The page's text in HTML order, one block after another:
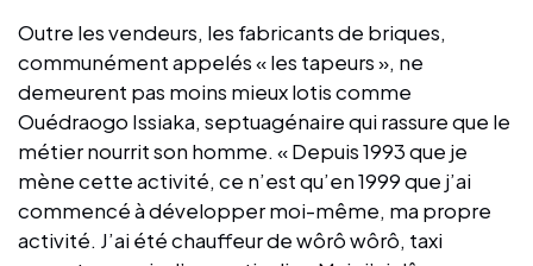
Outre les vendeurs, les fabricants de briques,
communément appelés « les tapeurs », ne
demeurent pas moins mieux lotis comme
Ouédraogo Issiaka, septuagénaire qui rassure que le
métier nourrit son homme. « Depuis 1993 que je
mène cette activité, ce n’est qu’en 1999 que j’ai
commencé à développer moi-même, ma propre
activité. J’ai été chauffeur de wôrô wôrô, taxi